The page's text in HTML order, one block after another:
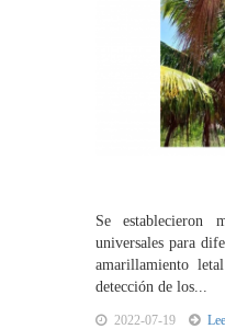
Se establecieron
universales para
amarillamiento
detección de los...
2022-07-19